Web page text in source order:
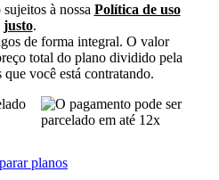
à nossa Política de uso
justo.
de forma integral. O valor
total do plano dividido pela
que você está contratando.
planos